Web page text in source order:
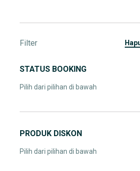
Filter
STATUS BOOKING
Pilih dari pilihan di bawah
PRODUK DISKON
Pilih dari pilihan di bawah